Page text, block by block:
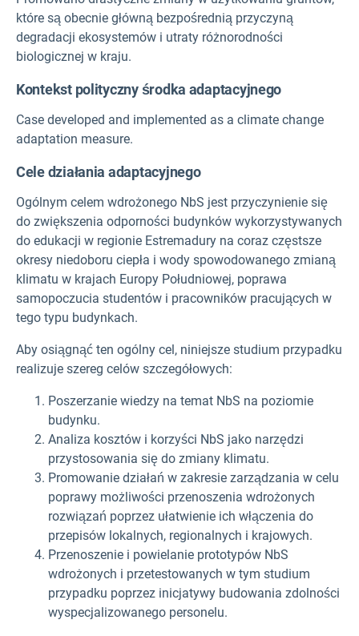
które są obecnie główną bezpośrednią przyczyną
degradacji ekosystemów i utraty różnorodności
biologicznej w kraju.
Kontekst polityczny środka adaptacyjnego
Case developed and implemented as a climate change
adaptation measure.
Cele działania adaptacyjnego
Ogólnym celem wdrożonego NbS jest przyczynienie się
do zwiększenia odporności budynków wykorzystywanych
do edukacji w regionie Estremadury na coraz częstsze
okresy niedoboru ciepła i wody spowodowanego zmianą
klimatu w krajach Europy Południowej, poprawa
samopoczucia studentów i pracowników pracujących w
tego typu budynkach.
Aby osiągnąć ten ogólny cel, niniejsze studium przypadku
realizuje szereg celów szczegółowych:
Poszerzanie wiedzy na temat NbS na poziomie
budynku.
Analiza kosztów i korzyści NbS jako narzędzi
przystosowania się do zmiany klimatu.
Promowanie działań w zakresie zarządzania w celu
poprawy możliwości przenoszenia wdrożonych
rozwiązań poprzez ułatwienie ich włączenia do
przepisów lokalnych, regionalnych i krajowych.
Przenoszenie i powielanie prototypów NbS
wdrożonych i przetestowanych w tym studium
przypadku poprzez inicjatywy budowania zdolności
wyspecjalizowanego personelu.